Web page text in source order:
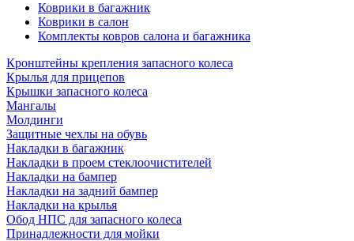
Коврики в багажник
Коврики в салон
Комплекты ковров салона и багажника
Кронштейны крепления запасного колеса
Крылья для прицепов
Крышки запасного колеса
Мангалы
Молдинги
Защитные чехлы на обувь
Накладки в багажник
Накладки в проем стеклоочистителей
Накладки на бампер
Накладки на задний бампер
Накладки на крылья
Обод НПС для запасного колеса
Принадлежности для мойки